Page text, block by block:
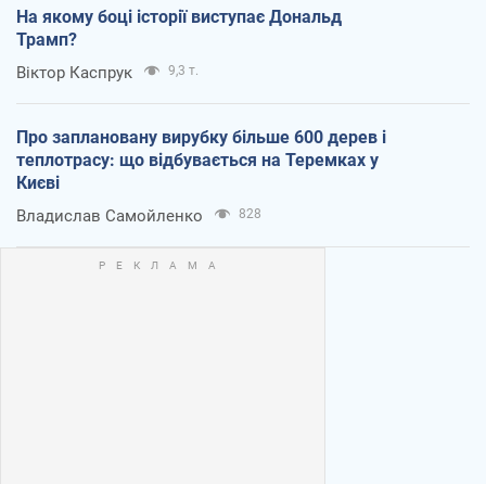
На якому боці історії виступає Дональд
Трамп?
Віктор Каспрук 9,3 т.
Про заплановану вирубку більше 600 дерев і
теплотрасу: що відбувається на Теремках у
Києві
Владислав Самойленко 828